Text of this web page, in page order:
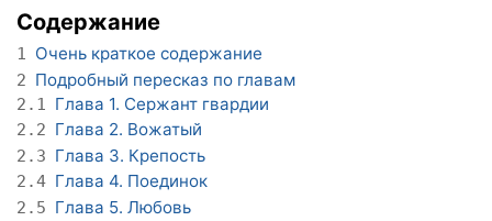
Содержание
1 Очень краткое содержание
2 Подробный пересказ по главам
2.1 Глава 1. Сержант гвардии
2.2 Глава 2. Вожатый
2.3 Глава 3. Крепость
2.4 Глава 4. Поединок
2.5 Глава 5. Любовь